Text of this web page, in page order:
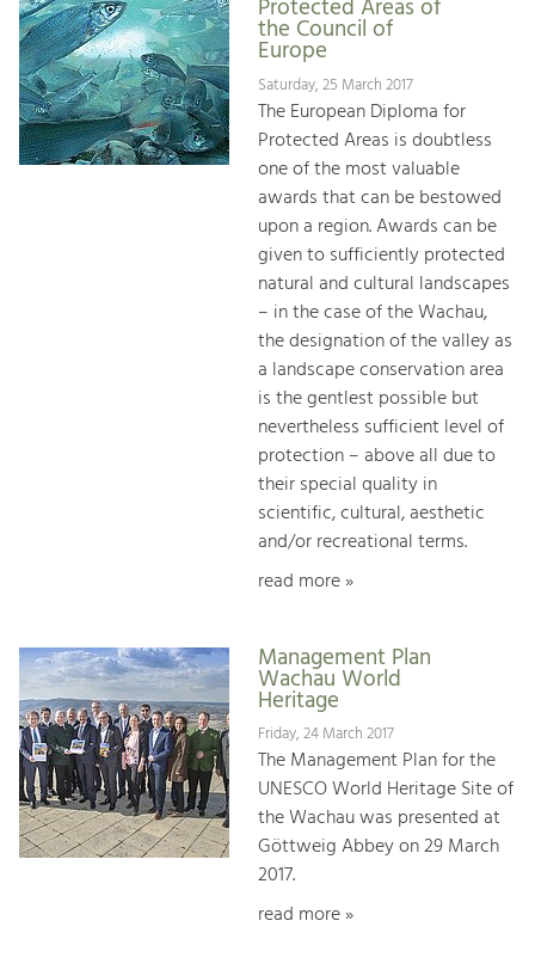
Protected Areas of
the Council of
Europe
Saturday, 25 March 2017
The European Diploma for
Protected Areas is doubtless
one of the most valuable
awards that can be bestowed
upon a region. Awards can be
given to sufficiently protected
natural and cultural landscapes
– in the case of the Wachau,
the designation of the valley as
a landscape conservation area
is the gentlest possible but
nevertheless sufficient level of
protection – above all due to
their special quality in
scientific, cultural, aesthetic
and/or recreational terms.
read more »
Management Plan
Wachau World
Heritage
Friday, 24 March 2017
The Management Plan for the
UNESCO World Heritage Site of
the Wachau was presented at
Göttweig Abbey on 29 March
2017.
read more »